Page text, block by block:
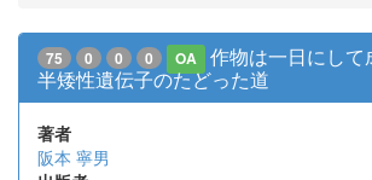
75 0 0 0 OA
作物は一日にし
半矮性遺伝子のたどった道
著者
阪本 寧男